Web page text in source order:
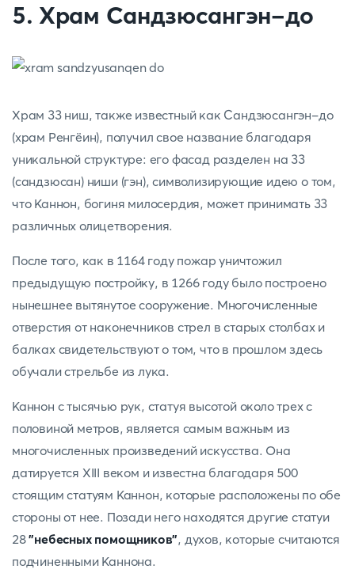
5. Храм Сандзюсангэн-до
Храм 33 ниш, также известный как Сандзюсангэн-до
(храм Ренгёин), получил свое название благодаря
уникальной структуре: его фасад разделен на 33
(сандзюсан) ниши (гэн), символизирующие идею о том,
что Каннон, богиня милосердия, может принимать 33
различных олицетворения.
После того, как в 1164 году пожар уничтожил
предыдущую постройку, в 1266 году было построено
нынешнее вытянутое сооружение. Многочисленные
отверстия от наконечников стрел в старых столбах и
балках свидетельствуют о том, что в прошлом здесь
обучали стрельбе из лука.
Каннон с тысячью рук, статуя высотой около трех с
половиной метров, является самым важным из
многочисленных произведений искусства. Она
датируется XIII веком и известна благодаря 500
стоящим статуям Каннон, которые расположены по обе
стороны от нее. Позади него находятся другие статуи
28"небесных помощников", духов, которые считаются
подчиненными Каннона.